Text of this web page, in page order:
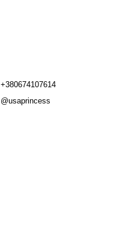
+380674107614
@usaprincess